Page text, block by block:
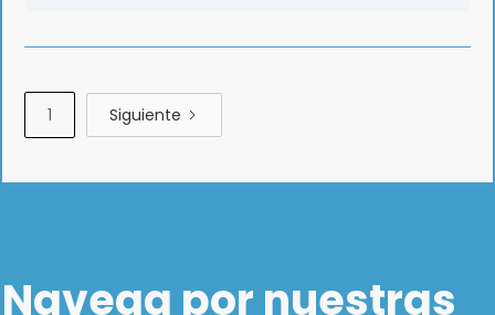
1 Siguiente
Navega por nuestras